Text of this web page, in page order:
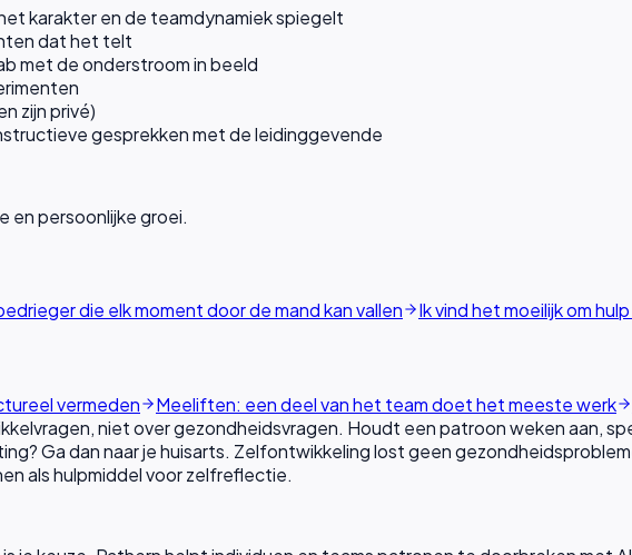
karakter en de teamdynamiek spiegelt
dat het telt
met de onderstroom in beeld
zijn privé)
gesprekken met de leidinggevende
en persoonlijke groei.
die elk moment door de mand kan vallen Ik vind het moeilijk om
vermeden Meeliften: een deel van het team doet het meeste werk
niet over gezondheidsvragen. Houdt een patroon weken aan,
Ga dan naar je huisarts. Zelfontwikkeling lost geen
als hulpmiddel voor zelfreflectie.